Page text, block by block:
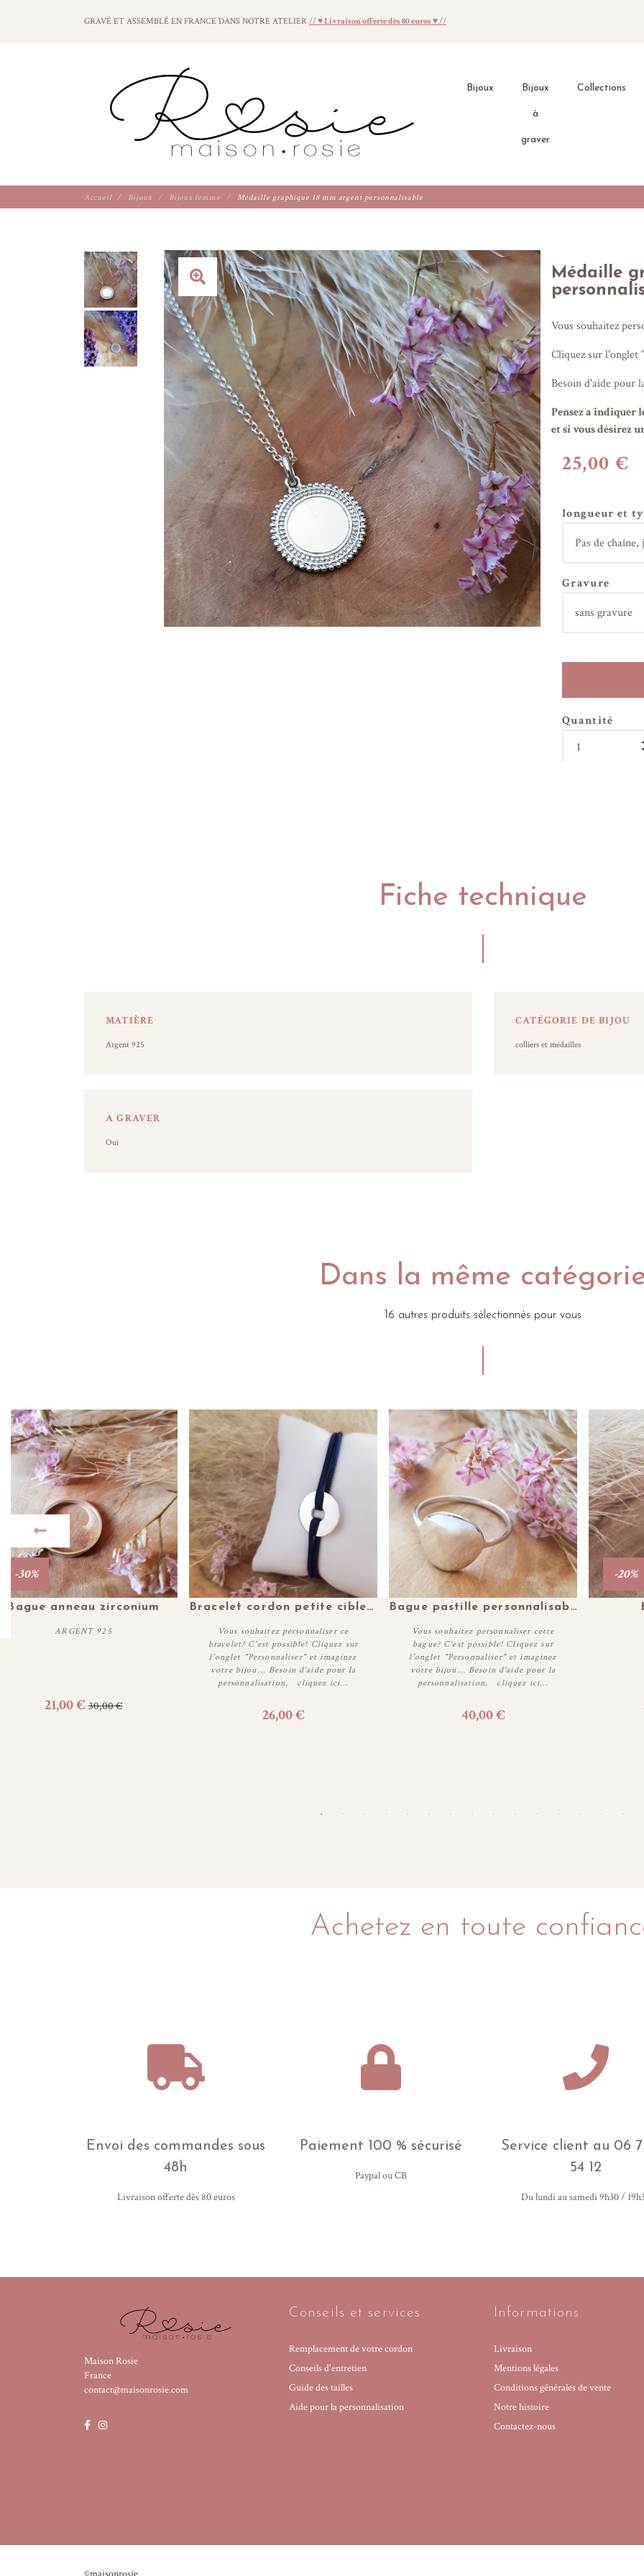
GRAVÉ ET ASSEMBLÉ EN FRANCE DANS NOTRE ATELIER // ♥ Livraison offerte dès 80 euros ♥ //
Bijoux Bijoux
à
graver
Collections
Accueil Bijoux Bijoux femme Médaille graphique 18 mm argent personnalisable
Médaille
Vous souhaitez
Cliquez sur l'onglet
Besoin d'aide pour
Pensez a indiquer
et si vous désirez
25,00 €
longueur et
Gravure
Quantité
Fiche technique
MATIÈRE
Argent 925
CATÉGORIE DE BIJOU
colliers et médailles
A GRAVER
Oui
Dans la même
16 autres produits sélectionnés pour vous
Plus de détails
-30%
Bague anneau zirconium
ARGENT 925
21,00 € 30,00 €
Personnaliser
Plus de détails Bracelet cordon petite cible personnalisable en argent
Vous souhaitez personnaliser ce
bracelet? C'est possible! Cliquez sur
l'onglet "Personnaliser" et imaginez
votre bijou... Besoin d'aide pour la
personnalisation, cliquez ici...
26,00 €
Personnaliser
Plus de détails Bague pastille personnalisable en argent
Vous souhaitez personnaliser cette
bague? C'est possible! Cliquez sur
l'onglet "Personnaliser" et imaginez
votre bijou... Besoin d'aide pour la
personnalisation, cliquez ici...
40,00 €
-20%
Achetez en toute
Envoi des commandes sous
48h
Livraison offerte dès 80 euros
Paiement 100 % sécurisé
Paypal ou CB
Service client au 06
54 12
Du lundi au samedi 9h30 /
Maison Rosie
France
contact@maisonrosie.com
Conseils et services
Remplacement de votre cordon
Conseils d'entretien
Guide des tailles
Aide pour la personnalisation
Informations
Livraison
Mentions légales
Conditions générales de vente
Notre histoire
Contactez-nous